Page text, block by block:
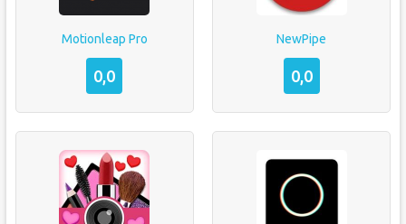
Motionleap Pro
0,0
NewPipe
0,0